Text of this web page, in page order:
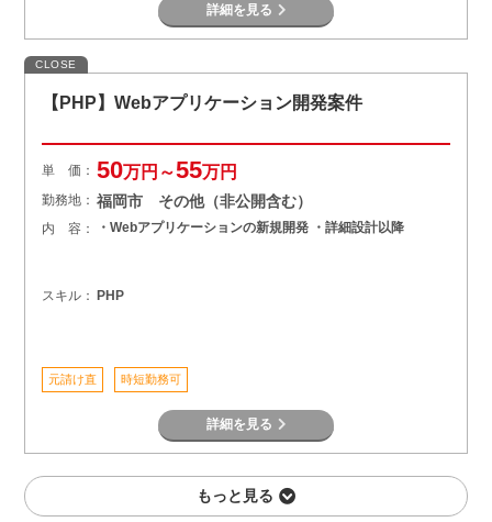
詳細を見る
CLOSE
【PHP】Webアプリケーション開発案件
単 価： 50万円～55万円
勤務地： 福岡市 その他（非公開含む）
内 容： ・Webアプリケーションの新規開発 ・詳細設計以降
スキル： PHP
元請け直 時短勤務可
詳細を見る
もっと見る